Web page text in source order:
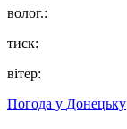
волог.:
тиск:
вітер:
Погода у Донецьку